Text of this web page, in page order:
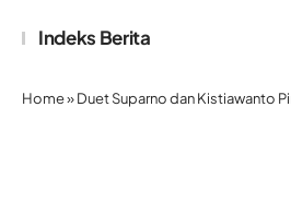
Indeks Berita
Home»Duet Suparno dan Kistiawanto